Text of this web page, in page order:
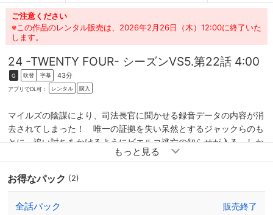
ご注意ください
※この作品のレンタル販売は、2026年2月26日（木）12:00に終了いた
します。
24 -TWENTY FOUR- シーズンVS5.第22話 4:00
G 吹替 字幕 43分
アプリでDL可： レンタル 購入
マイルズの陰謀により、司法長官に聞かせる録音データの内容が消
去されてしまった！ 唯一の証拠を失い呆然とするジャックらのも
とに、追い討ちをかけるようにビエルコ逃亡の知らせが入る。しか
も新たなテロ攻撃を仕掛けてくる可能性があるというのだ。一方、
ための手筈を整える……。
お得なパック (2)
全話パック 販売終了